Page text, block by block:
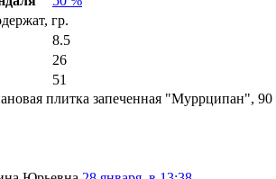
гр.
8.5
26
51
плитка запеченная "Муррципан", 90